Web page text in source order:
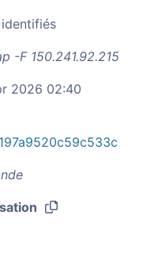
-F 150.241.92.215
2026 02:40